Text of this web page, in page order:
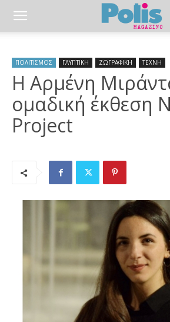
ΠΟΛΙΤΙΣΜΟΣ ΓΛΥΠΤΙΚΗ ΖΩΓΡΑΦΙΚΗ ΤΕΧΝΗ
Η Αρμένη
ομαδική έκθεση
Project